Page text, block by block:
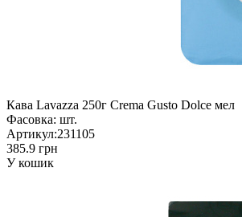
Кава Lavazza 250г Crema Gusto Dolce мел
Фасовка: шт.
Артикул:231105
385.9 грн
У кошик